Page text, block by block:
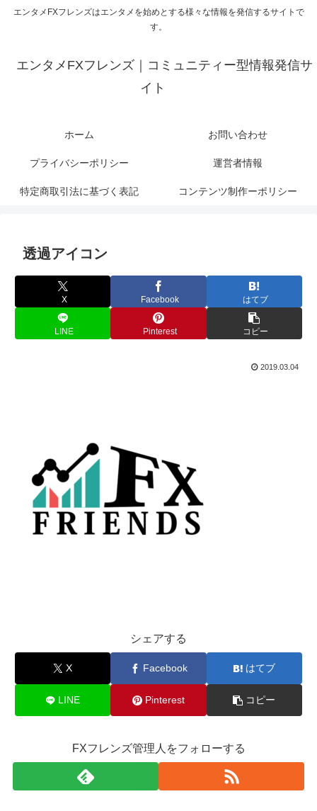
エンタメFXフレンズはエンタメを始めとする様々な情報を発信するサイトで
す。
エンタメFXフレンズ｜コミュニティー型情報発信サ
イト
ホーム お問い合わせ
プライバシーポリシー 運営者情報
特定商取引法に基づく表記 コンテンツ制作ーポリシー
透過アイコン
X Facebook はてブ
LINE Pinterest コピー
2019.03.04
シェアする
X Facebook はてブ
LINE Pinterest コピー
FXフレンズ管理人をフォローする